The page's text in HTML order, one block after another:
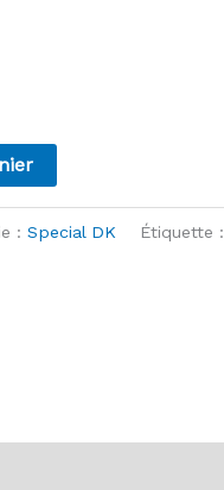
: Special DK Étiquette :